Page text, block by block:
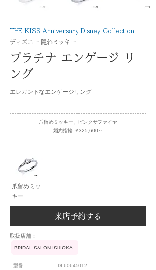
THE KISS Anniversary Disney Collection
ディズニー 隠れミッキー
プラチナ エンゲージ リ
ング
エレガントなエンゲージリング
爪留めミッキー、ピンクサファイヤ
婚約指輪 ￥325,600～
爪留めミッ
キー
来店予約する
​取扱店舗：
BRIDAL SALON ISHIOKA
型番 DI-60645012